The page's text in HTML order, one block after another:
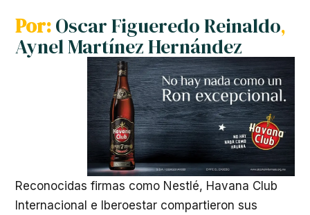
Por:Oscar Figueredo Reinaldo,
Aynel Martínez Hernández
Reconocidas firmas como Nestlé, Havana Club
Internacional e Iberoestar compartieron sus